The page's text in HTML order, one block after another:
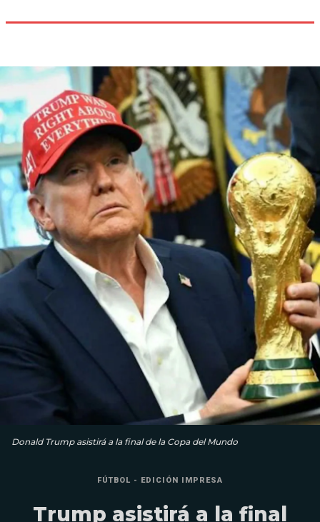
Donald Trump asistirá a la final de la Copa del Mundo
FÚTBOL - EDICIÓN IMPRESA
Trump asistirá a la final